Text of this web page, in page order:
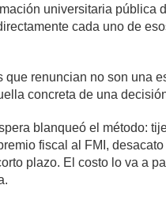
universitaria pública
cada uno de
que renuncian no son una
concreta de una
blanqueó el método:
fiscal al FMI, desacato
plazo. El costo lo va a